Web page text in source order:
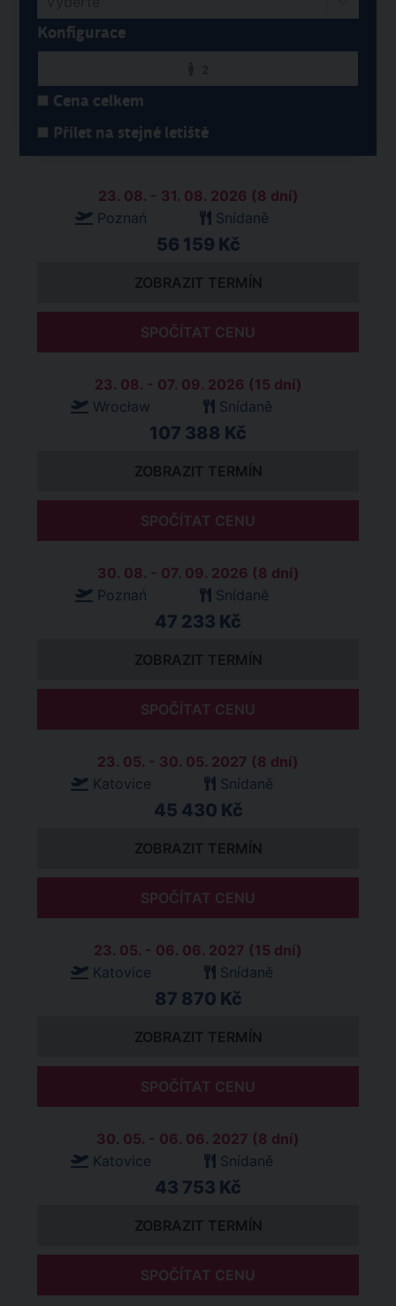
Konfigurace
Cena celkem
Přílet na stejné letiště
23. 08. - 31. 08. 2026 (8 dní)
Poznań
Snídaně
56 159 Kč
ZOBRAZIT TERMÍN
SPOČÍTAT CENU
23. 08. - 07. 09. 2026 (15 dní)
Wrocław
Snídaně
107 388 Kč
ZOBRAZIT TERMÍN
SPOČÍTAT CENU
30. 08. - 07. 09. 2026 (8 dní)
Poznań
Snídaně
47 233 Kč
ZOBRAZIT TERMÍN
SPOČÍTAT CENU
23. 05. - 30. 05. 2027 (8 dní)
Katovice
Snídaně
45 430 Kč
ZOBRAZIT TERMÍN
SPOČÍTAT CENU
23. 05. - 06. 06. 2027 (15 dní)
Katovice
Snídaně
87 870 Kč
ZOBRAZIT TERMÍN
SPOČÍTAT CENU
30. 05. - 06. 06. 2027 (8 dní)
Katovice
Snídaně
43 753 Kč
ZOBRAZIT TERMÍN
SPOČÍTAT CENU